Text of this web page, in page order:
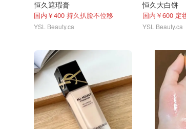
恒久遮瑕膏
国内￥400 持久扒脸不位移
YSL Beauty.ca
恒久大白饼
国内￥600 定
YSL Beauty.ca